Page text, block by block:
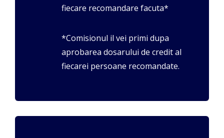
fiecare recomandare facuta*
*Comisionul il vei primi dupa
aprobarea dosarului de credit al
fiecarei persoane recomandate.